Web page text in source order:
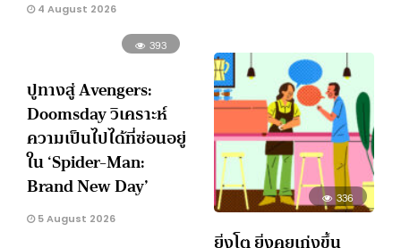
4 August 2026
393
ปูทางสู่ Avengers:
Doomsday วิเคราะห์
ความเป็นไปได้ที่ซ่อนอยู่
ใน ‘Spider-Man:
Brand New Day’
5 August 2026
336
ยิ่งโต ยิ่งคุยเก่งขึ้น